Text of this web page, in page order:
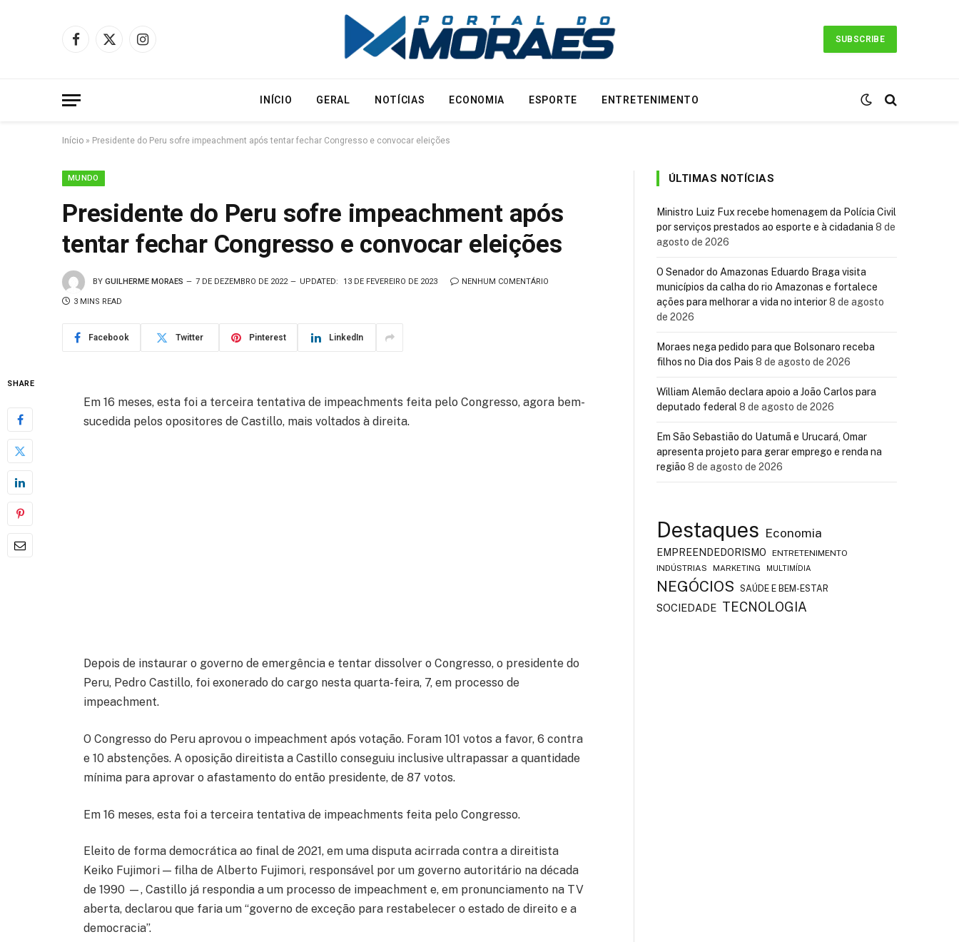
Facebook
X
Instagram
SUBSCRIBE
INÍCIO GERAL NOTÍCIAS ECONOMIA ESPORTE ENTRETENIMENTO
Início » Presidente do Peru sofre impeachment após tentar fechar Congresso e convocar eleições
MUNDO
Presidente do Peru sofre impeachment após
tentar fechar Congresso e convocar eleições
BY GUILHERME MORAES 7 DE DEZEMBRO DE 2022 UPDATED: 13 DE FEVEREIRO DE 2023 NENHUM COMENTÁRIO
3 MINS READ
Facebook Twitter Pinterest LinkedIn
SHARE
Em 16 meses, esta foi a terceira tentativa de impeachments feita pelo Congresso, agora bem-
sucedida pelos opositores de Castillo, mais voltados à direita.
Depois de instaurar o governo de emergência e tentar dissolver o Congresso, o presidente do
Peru, Pedro Castillo, foi exonerado do cargo nesta quarta-feira, 7, em processo de
impeachment.
O Congresso do Peru aprovou o impeachment após votação. Foram 101 votos a favor, 6 contra
e 10 abstenções. A oposição direitista a Castillo conseguiu inclusive ultrapassar a quantidade
mínima para aprovar o afastamento do então presidente, de 87 votos.
Em 16 meses, esta foi a terceira tentativa de impeachments feita pelo Congresso.
Eleito de forma democrática ao final de 2021, em uma disputa acirrada contra a direitista
Keiko Fujimori — filha de Alberto Fujimori, responsável por um governo autoritário na década
de 1990 —, Castillo já respondia a um processo de impeachment e, em pronunciamento na TV
aberta, declarou que faria um “governo de exceção para restabelecer o estado de direito e a
democracia”.
ÚLTIMAS NOTÍCIAS
Ministro Luiz Fux recebe homenagem da Polícia Civil
por serviços prestados ao esporte e à cidadania 8 de
agosto de 2026
O Senador do Amazonas Eduardo Braga visita
municípios da calha do rio Amazonas e fortalece
ações para melhorar a vida no interior8 de agosto
de 2026
Moraes nega pedido para que Bolsonaro receba
filhos no Dia dos Pais 8 de agosto de 2026
William Alemão declara apoio a João Carlos para
deputado federal 8 de agosto de 2026
Em São Sebastião do Uatumã e Urucará, Omar
apresenta projeto para gerar emprego e renda na
região 8 de agosto de 2026
Destaques Economia
EMPREENDEDORISMO
ENTRETENIMENTO
INDÚSTRIAS
MARKETING MULTIMÍDIA
NEGÓCIOS SAÚDE E BEM-ESTAR
SOCIEDADE TECNOLOGIA